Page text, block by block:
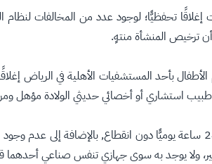
تحفظيًّا؛ لوجود عدد من المخالفات
ترخيص المنشأة منتهٍ.
بأحد المستشفيات الأهلية في الرياض
طبيب استشاري أو أخصائي حديثي الولادة مؤهل
كما أن قسم الحضانة يعمل بطبيبين فقط لمدة 24 ساعة يوميًّا
ولا يوجد به سوى جهازي تنفس صناعي أحدهما